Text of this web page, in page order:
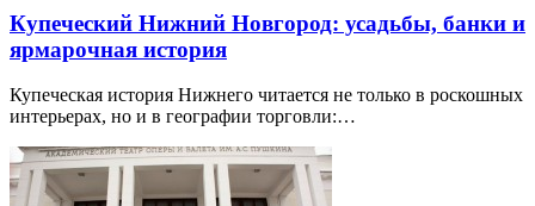
Купеческий Нижний Новгород: усадьбы, банки и
ярмарочная история
Купеческая история Нижнего читается не только в роскошных
интерьерах, но и в географии торговли:…